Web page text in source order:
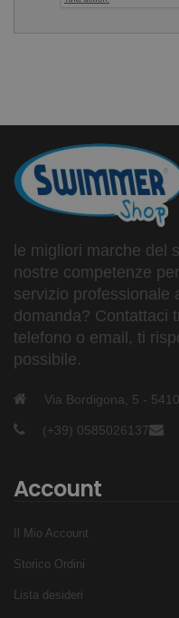
le migliori marche del
nostre competenze
servizio professionale
domanda? Contattaci
telefono o email, ti
possibile.
Via Bordigona, 5 -
(+39) 0585026137
Account
Il Mio Account
Storico Ordini
Lista desideri